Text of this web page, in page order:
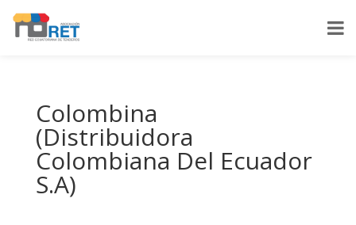
Colombina
(Distribuidora
Colombiana Del Ecuador
S.A)